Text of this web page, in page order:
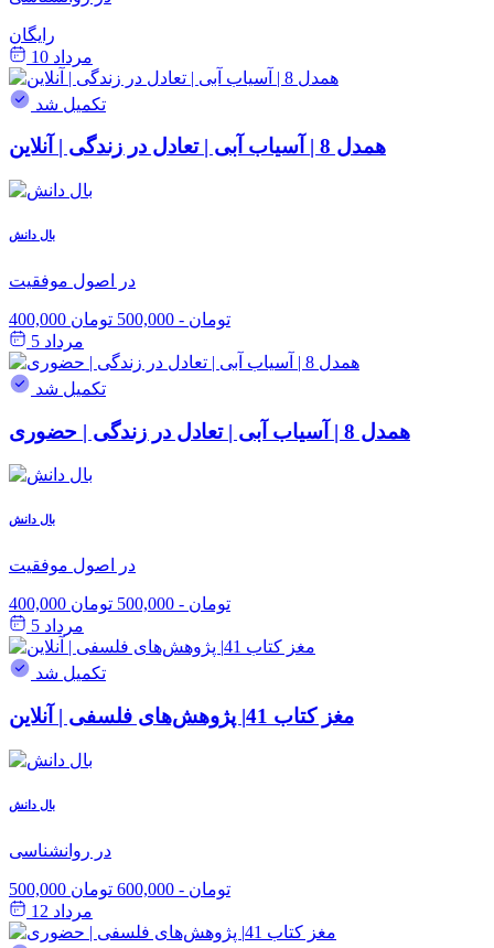
رایگان
مرداد 10
تکمیل شد
همدل 8 | آسیاب آبی | تعادل در زندگی | آنلاین
بال دانش
در اصول موفقیت
400,000 تومان - 500,000 تومان
مرداد 5
تکمیل شد
همدل 8 | آسیاب آبی | تعادل در زندگی | حضوری
بال دانش
در اصول موفقیت
400,000 تومان - 500,000 تومان
مرداد 5
تکمیل شد
مغز کتاب 41| پژوهش‌های فلسفی | آنلاین
بال دانش
در روانشناسی
500,000 تومان - 600,000 تومان
مرداد 12